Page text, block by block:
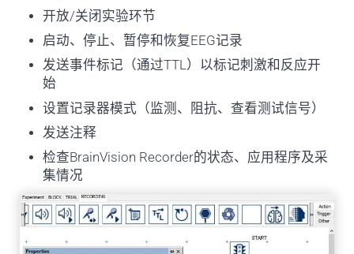
开放/关闭实验环节
启动、停止、暂停和恢复EEG记录
发送事件标记（通过TTL）以标记刺激和反应开
始
设置记录器模式（监测、阻抗、查看测试信号）
发送注释
检查BrainVision Recorder的状态、应用程序及采
集情况